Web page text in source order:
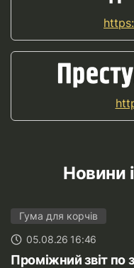
Новини
Гума для корчів
05.08.26 16:46
Проміжний звіт по